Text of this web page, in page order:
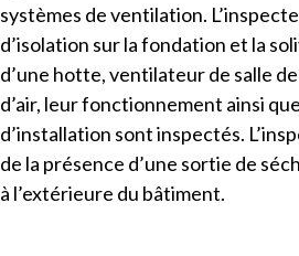
systèmes de ventilation.
d’isolation sur la fondation et la
d’une hotte, ventilateur de salle
d’air, leur fonctionnement ainsi
d’installation sont inspectés.
de la présence d’une sortie de
à l’extérieure du bâtiment.